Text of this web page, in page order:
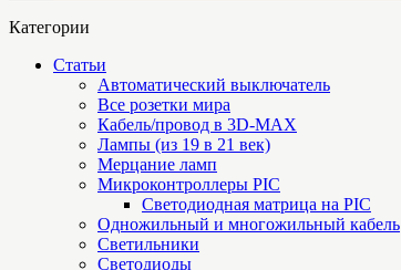
Категории
Статьи
Автоматический выключатель
Все розетки мира
Кабель/провод в 3D-MAX
Лампы (из 19 в 21 век)
Мерцание ламп
Микроконтроллеры PIC
Cветодиодная матрица на PIC
Одножильный и многожильный кабель
Светильники
Светодиоды